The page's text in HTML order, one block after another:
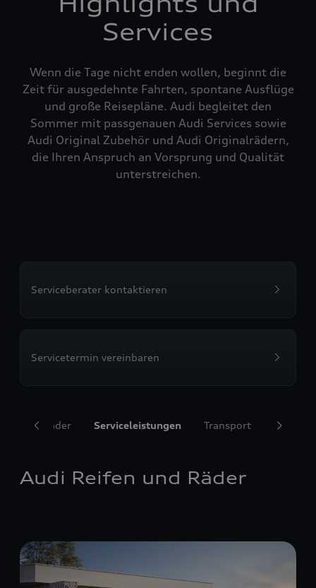
Services
Wenn die Tage nicht enden wollen, beginnt die
Zeit für ausgedehnte Fahrten, spontane Ausflüge
und große Reisepläne. Audi begleitet den
Sommer mit passgenauen Audi Services sowie
Audi Original Zubehör und Audi Originalrädern,
die Ihren Anspruch an Vorsprung und Qualität
unterstreichen.
Serviceberater kontaktieren
Servicetermin vereinbaren
und Räder Serviceleistungen Transport
Audi Reifen und Räder